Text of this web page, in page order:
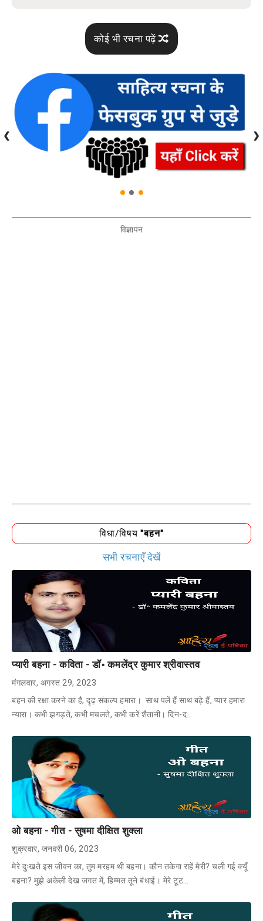
कोई भी रचना पढ़ें
❮ ❯
विज्ञापन
विधा/विषय"बहन"
सभी रचनाएँ देखें
प्यारी बहना - कविता - डॉ॰ कमलेंद्र कुमार श्रीवास्तव
मंगलवार, अगस्त 29, 2023
बहन की रक्षा करने का है, दृढ़ संकल्प हमारा। साथ पलें हैं साथ बढ़े हैं, प्यार हमारा
न्यारा। कभी झगड़ते, कभी मचलते, कभी करें शैतानी। दिन-द…
ओ बहना - गीत - सुषमा दीक्षित शुक्ला
शुक्रवार, जनवरी 06, 2023
मेरे दुःखते इस जीवन का, तुम मरहम थी बहना। कौन तकेगा राहें मेरी? चली गई क्यूँ
बहना? मुझे अकेली देख जगत में, हिम्मत तूने बंधाई। मेरे टूट…